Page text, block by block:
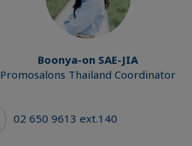
Boonya-on SAE-JIA
Promosalons Thailand Coordinator
02 650 9613 ext.140